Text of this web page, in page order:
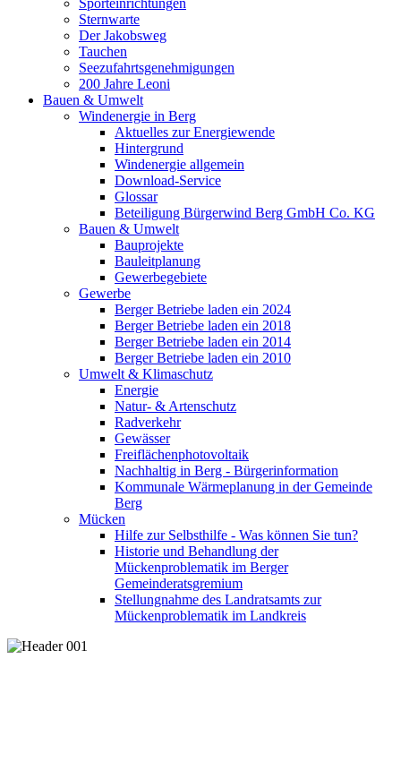
Sporteinrichtungen
Sternwarte
Der Jakobsweg
Tauchen
Seezufahrtsgenehmigungen
200 Jahre Leoni
Bauen & Umwelt
Windenergie in Berg
Aktuelles zur Energiewende
Hintergrund
Windenergie allgemein
Download-Service
Glossar
Beteiligung Bürgerwind Berg GmbH Co. KG
Bauen & Umwelt
Bauprojekte
Bauleitplanung
Gewerbegebiete
Gewerbe
Berger Betriebe laden ein 2024
Berger Betriebe laden ein 2018
Berger Betriebe laden ein 2014
Berger Betriebe laden ein 2010
Umwelt & Klimaschutz
Energie
Natur- & Artenschutz
Radverkehr
Gewässer
Freiflächenphotovoltaik
Nachhaltig in Berg - Bürgerinformation
Kommunale Wärmeplanung in der Gemeinde
Berg
Mücken
Hilfe zur Selbsthilfe - Was können Sie tun?
Historie und Behandlung der
Mückenproblematik im Berger
Gemeinderatsgremium
Stellungnahme des Landratsamts zur
Mückenproblematik im Landkreis